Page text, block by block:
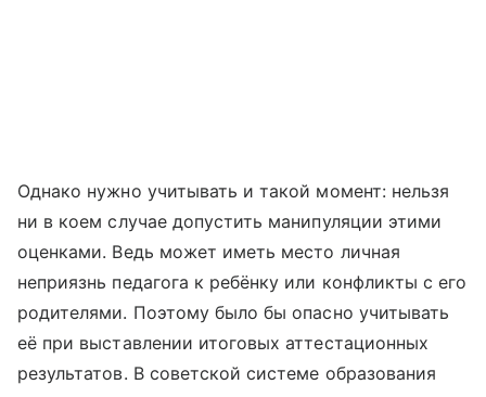
Однако нужно учитывать и такой момент: нельзя
ни в коем случае допустить манипуляции этими
оценками. Ведь может иметь место личная
неприязнь педагога к ребёнку или конфликты с его
родителями. Поэтому было бы опасно учитывать
её при выставлении итоговых аттестационных
результатов. В советской системе образования